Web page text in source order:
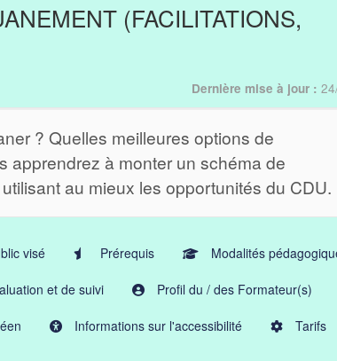
(FACILITATIONS,
Dernière mise à jour :
? Quelles meilleures options de
apprendrez à monter un schéma de
au mieux les opportunités du CDU.
visé Prérequis Modalités
et de suivi Profil du / des Formateur(s)
Informations sur l'accessibilité Tarifs